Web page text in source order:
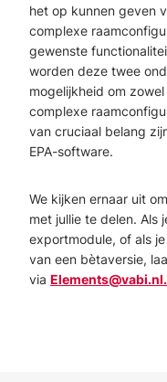
het op kunnen geven
complexe
gewenste
worden deze twee
mogelijkheid om
complexe
van cruciaal belang
EPA-software.
We kijken ernaar uit
met jullie te delen. Als
exportmodule, of als
van een bètaversie,
via Elements@vabi.nl.